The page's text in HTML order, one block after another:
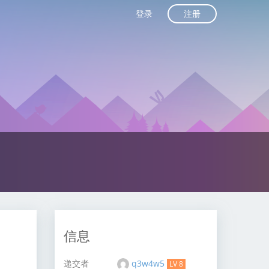
登录 注册
信息
递交者 q3w4w5 LV 8